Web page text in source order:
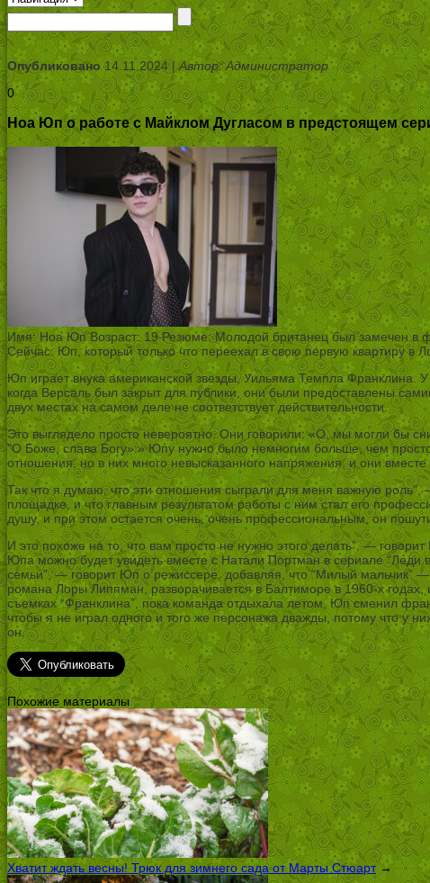
Опубликовано14.11.2024 |Автор: Администратор
0
Ноа Юп о работе с Майклом Дугласом в предстоящем
Имя: Ноа Юп Возраст: 19 Резюме: Молодой британец был замечен в
Сейчас: Юп, который только что переехал в свою первую квартиру в
Юп играет внука американской звезды, Уильяма Темпла
когда Версаль был закрыт для публики, они были предоставлены
двух местах на самом деле не соответствует действительности.
Это выглядело просто невероятно. Они говорили: «О, мы могли бы
”О Боже, слава Богу».» Юпу нужно было немногим больше, чем просто
отношения, но в них много невысказанного напряжения, и они
Так что я думаю, что эти отношения сыграли для меня важную
площадке, и что главным результатом работы с ним стал его
душу, и при этом остается очень, очень профессиональным, он
И это похоже на то, что вам просто не нужно этого делать”, —
Юпа можно будет увидеть вместе с Натали Портман в сериале “Леди
семьи”, — говорит Юп о режиссере, добавляя, что “Милый мальчик”
романа Лоры Липпман, разворачивается в Балтиморе в 1960-х
съемках “Франклина”, пока команда отдыхала летом, Юп сменил
чтобы я не играл одного и того же персонажа дважды, потому что у
он.
Похожие материалы
Хватит ждать весны! Трюк для зимнего сада от Марты Стюарт→